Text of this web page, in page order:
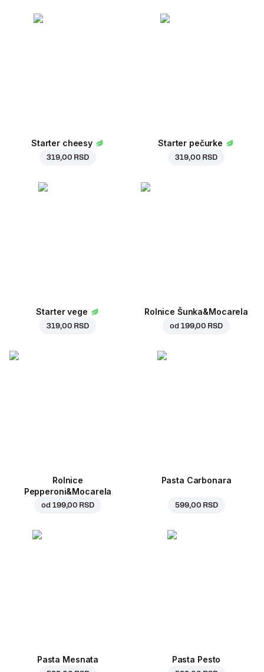
Starter cheesy
319,00 RSD
Starter pečurke
319,00 RSD
Starter vege
319,00 RSD
Rolnice Šunka&Mocarela
od 199,00 RSD
Rolnice
Pepperoni&Mocarela
od 199,00 RSD
Pasta Carbonara
599,00 RSD
Pasta Mesnata Pasta Pesto